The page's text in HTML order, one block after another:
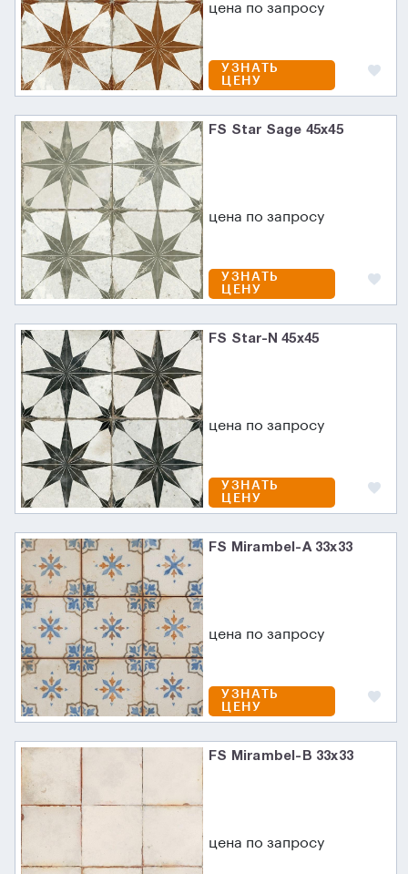
цена по запросу
УЗНАТЬ
ЦЕНУ
FS Star Sage 45x45
цена по запросу
УЗНАТЬ
ЦЕНУ
FS Star-N 45x45
цена по запросу
УЗНАТЬ
ЦЕНУ
FS Mirambel-A 33x33
цена по запросу
УЗНАТЬ
ЦЕНУ
FS Mirambel-B 33x33
цена по запросу